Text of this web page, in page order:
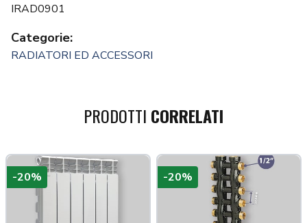
IRAD0901
Categorie:
RADIATORI ED ACCESSORI
PRODOTTI CORRELATI
più tardi
-20% -20%